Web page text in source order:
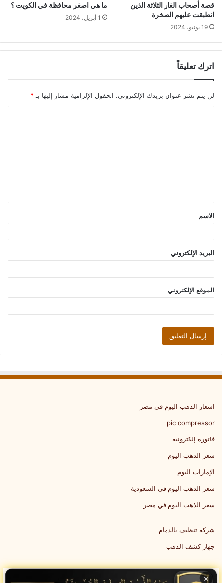
قصة أصحاب الغار الثلاثة الذين
انطبقت عليهم الصخرة
19 يونيو، 2024
ما هي اصغر محافظة في الكويت ؟
1 أبريل، 2024
اترك تعليقاً
لن يتم نشر عنوان بريدك الإلكتروني. الحقول الإلزامية مشار إليها بـ *
ق
*
الاسم
البريد الإلكتروني
الموقع الإلكتروني
×
اسعار الذهب اليوم في مصر
pic compressor
فاتورة إلكترونية
سعر الذهب اليوم
الإمارات اليوم
سعر الذهب اليوم في السعودية
سعر الذهب اليوم في مصر
شركة تنظيف بالدمام
جهاز كشف الذهب